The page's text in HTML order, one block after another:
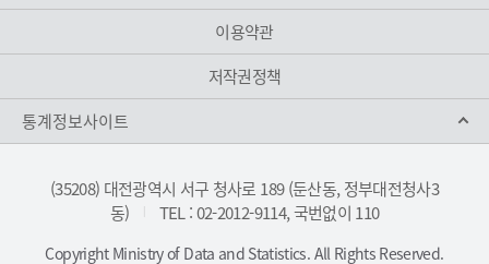
이용약관
저작권정책
통계정보사이트
(35208) 대전광역시 서구 청사로 189 (둔산동, 정부대전청사3
동)
TEL : 02-2012-9114, 국번없이 110
Copyright Ministry of Data and Statistics. All Rights Reserved.